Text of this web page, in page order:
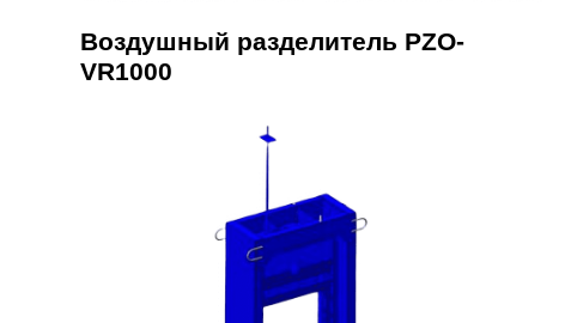
Воздушный разделитель PZO-
VR1000